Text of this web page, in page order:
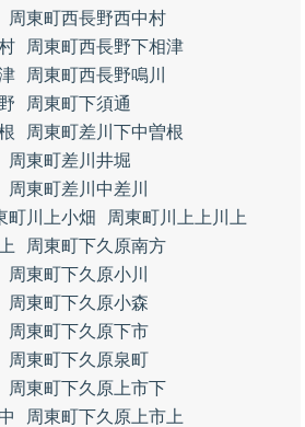
周東町西長野西中村
周東町西長野下相津
周東町西長野鳴川
周東町下須通
周東町差川下中曽根
周東町差川井堀
周東町差川中差川
町川上小畑
周東町川上上川上
周東町下久原南方
周東町下久原小川
周東町下久原小森
周東町下久原下市
周東町下久原泉町
周東町下久原上市下
周東町下久原上市上